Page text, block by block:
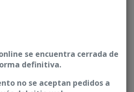
se encuentra cerrada de
definitiva.
no se aceptan pedidos a